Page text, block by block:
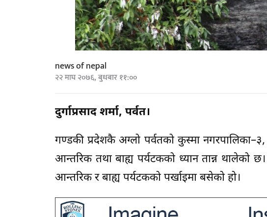
news of nepal
२२ माघ २०७६, बुधबार ११:००
दुर्गाप्रसाद शर्मा, पर्वत।
गण्डकी प्रदेशकै अग्लो पर्वतको कुस्मा
आन्तरिक तथा बाह्य पर्यटकको ध्यान तान्न थालेको
आन्तरिक र बाह्य पर्यटकको पर्खाइमा बसेको हो।